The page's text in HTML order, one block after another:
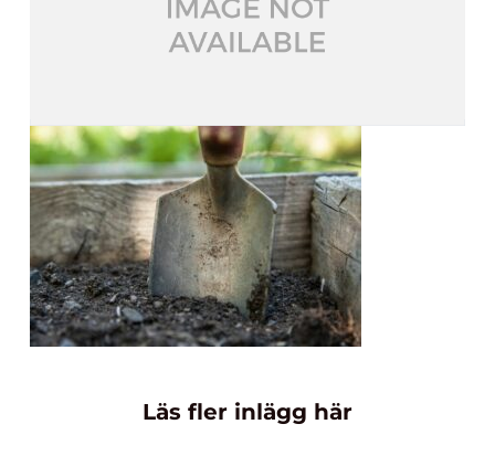
Läs fler inlägg här